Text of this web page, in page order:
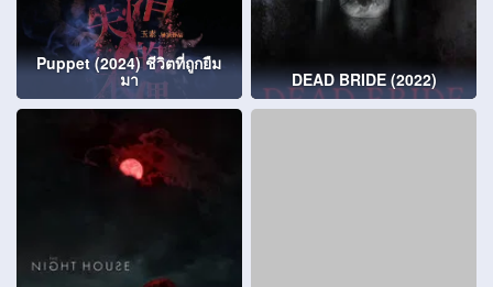
Puppet (2024) ชีวิตที่ถูกยืม
มา DEAD BRIDE (2022)